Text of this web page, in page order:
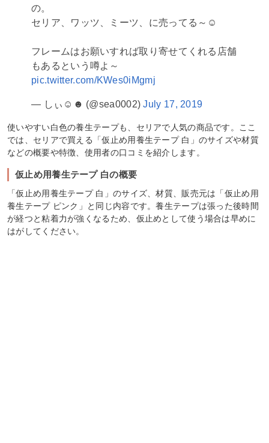
の。
セリア、ワッツ、ミーツ、に売ってる～☺
フレームはお願いすれば取り寄せてくれる店舗
もあるという噂よ～
pic.twitter.com/KWes0iMgmj
— しぃ☺︎☻ (@sea0002)July 17, 2019
使いやすい白色の養生テープも、セリアで人気の商品です。ここ
では、セリアで買える「仮止め用養生テープ 白」のサイズや材質
などの概要や特徴、使用者の口コミを紹介します。
仮止め用養生テープ 白の概要
「仮止め用養生テープ 白」のサイズ、材質、販売元は「仮止め用
養生テープ ピンク」と同じ内容です。養生テープは張った後時間
が経つと粘着力が強くなるため、仮止めとして使う場合は早めに
はがしてください。